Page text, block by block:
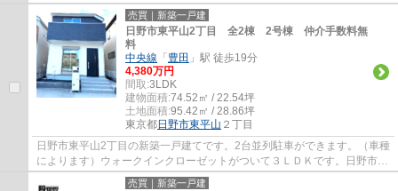
お住まいをお探しなら多摩地区に詳しいエ...
売買｜新築一戸建
日野市東平山2丁目 全2棟 2号棟 仲介手数料無
料
中央線 「 豊田 」駅 徒歩19分
4,380万円
間取:3LDK
建物面積:74.52㎡ / 22.54坪
土地面積:95.42㎡ / 28.86坪
東京都日野市東平山 ２丁目
日野市東平山2丁目の新築一戸建てです。2台並列駐車ができます。（車種
によります）ウォークインクローゼットがついて３ＬＤＫです。日野市で
お住まいをお探しなら多摩地区に詳しいエ...
売買｜新築一戸建